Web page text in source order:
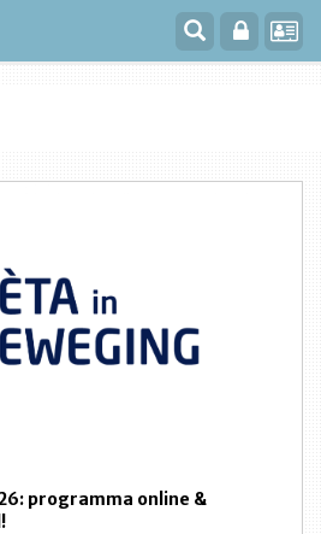
programma online &